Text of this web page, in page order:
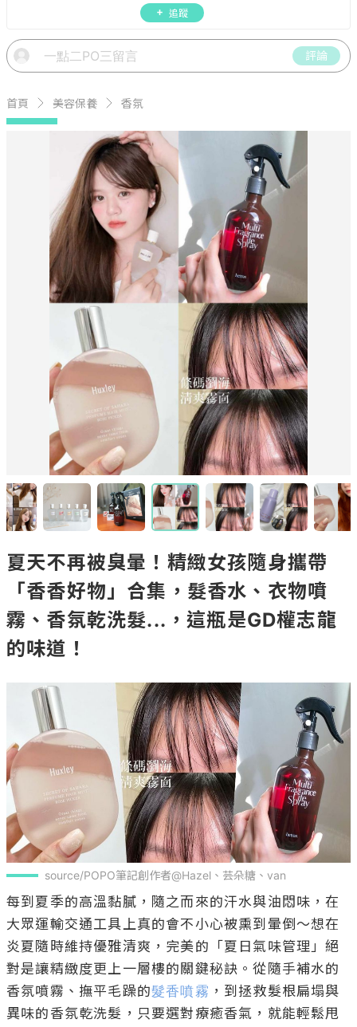
週年慶資訊。
追蹤
評論
首頁 美容保養 香氛
夏天不再被臭暈！精緻女孩隨身攜帶
「香香好物」合集，髮香水、衣物噴
霧、香氛乾洗髮...，這瓶是GD權志龍
的味道！
source/POPO筆記創作者@Hazel、芸朵糖、van
每到夏季的高溫黏膩，隨之而來的汗水與油悶味，在
大眾運輸交通工具上真的會不小心被熏到暈倒～想在
炎夏隨時維持優雅清爽，完美的「夏日氣味管理」絕
對是讓精緻度更上一層樓的關鍵秘訣。從隨手補水的
香氛噴霧、撫平毛躁的髮香噴霧 ，到拯救髮根扁塌與
異味的香氛乾洗髮，只要選對療癒香氣，就能輕鬆甩